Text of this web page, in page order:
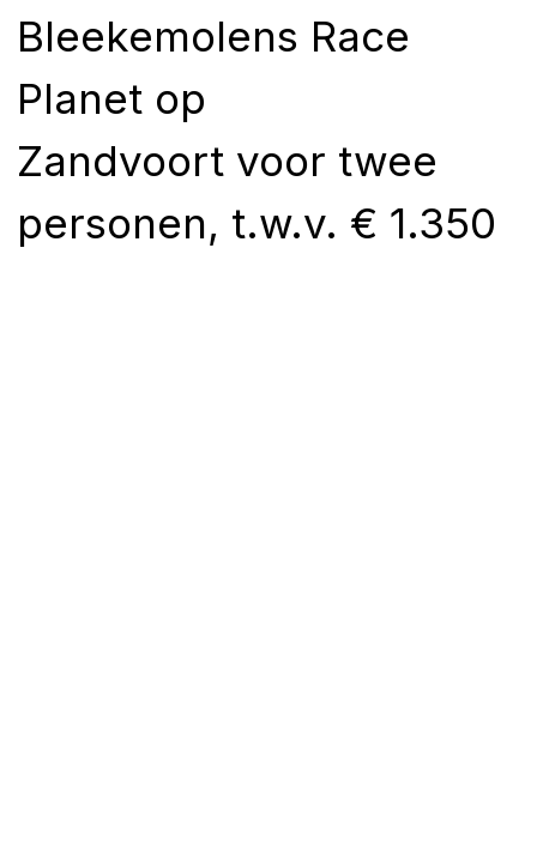
Bleekemolens Race
Planet op
Zandvoort voor twee
personen, t.w.v. € 1.350